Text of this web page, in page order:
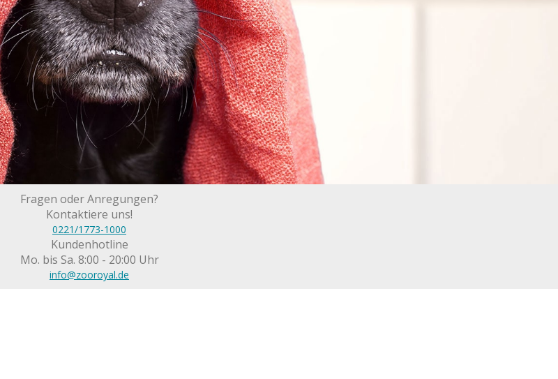
Fragen oder Anregungen?
Kontaktiere uns!
0221/1773-1000
Kundenhotline
Mo. bis Sa. 8:00 - 20:00 Uhr
info@zooroyal.de